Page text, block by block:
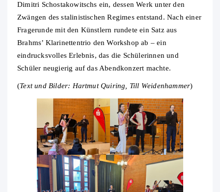
Dimitri Schostakowitschs ein, dessen Werk unter den
Zwängen des stalinistischen Regimes entstand. Nach einer
Fragerunde mit den Künstlern rundete ein Satz aus
Brahms’ Klarinettentrio den Workshop ab – ein
eindrucksvolles Erlebnis, das die Schülerinnen und
Schüler neugierig auf das Abendkonzert machte.
(Text und Bilder: Hartmut Quiring, Till Weidenhammer)